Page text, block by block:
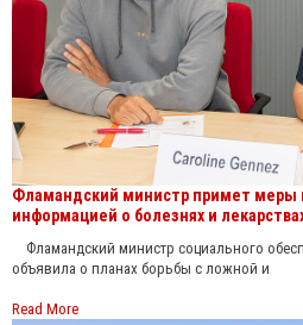
Фламандский министр примет меры
информацией о болезнях и
Фламандский министр социального
объявила о планах борьбы с ложной и
Read More